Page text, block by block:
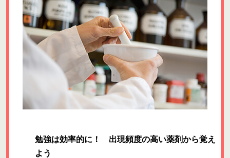
勉強は効率的に！ 出現頻度の高い薬剤から覚え
よう